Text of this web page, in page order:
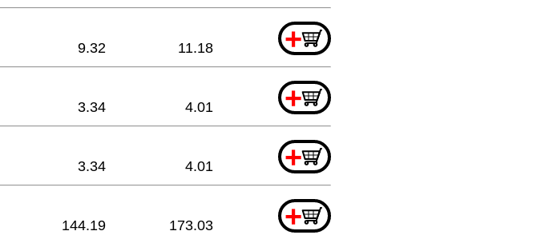
+
9.32 11.18
+
3.34 4.01
+
3.34 4.01
+
144.19 173.03